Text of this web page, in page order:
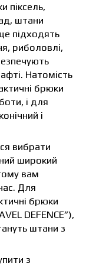
піксель,
штани
підходять
риболовлі,
Натомість
брюки
і для
і
вибрати
широкий
вам
Для
брюки
DEFENCE”),
штани з
з